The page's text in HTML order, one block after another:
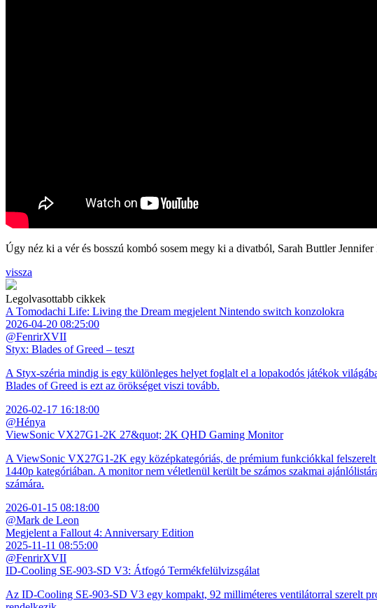
Úgy néz ki a vér és bosszú kombó sosem megy ki a divatból, Sarah Buttler
vissza
Legolvasottabb cikkek
A Tomodachi Life: Living the Dream megjelent Nintendo switch konzolokra
2026-04-20 08:25:00
@FenrirXVII
Styx: Blades of Greed – teszt
A Styx-széria mindig is egy különleges helyet foglalt el a lopakodós játékok
Blades of Greed is ezt az örökséget viszi tovább.
2026-02-17 16:18:00
@Hénya
ViewSonic VX27G1-2K 27&quot; 2K QHD Gaming Monitor
A ViewSonic VX27G1-2K egy középkategóriás, de prémium funkciókkal
1440p kategóriában. A monitor nem véletlenül került be számos szakmai
számára.
2026-01-15 08:18:00
@Mark de Leon
Megjelent a Fallout 4: Anniversary Edition
2025-11-11 08:55:00
@FenrirXVII
ID-Cooling SE-903-SD V3: Átfogó Termékfelülvizsgálat
Az ID-Cooling SE-903-SD V3 egy kompakt, 92 milliméteres ventilátorral szerelt